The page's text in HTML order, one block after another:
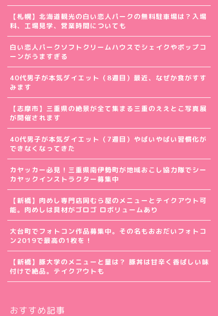
【札幌】北海道観光の白い恋人パークの無料駐車場は？入場
料、工場見学、営業時間についても
白い恋人パークソフトクリームハウスでシェイクやポップコ
ーンがうますぎる
40代男子が本気ダイエット（8週目）最近、なぜか食がすす
みます
【志摩市】三重県の絶景が全て集まる三重のええとこ写真展
が開催されます
40代男子が本気ダイエット（7週目）やばいやばい習慣化が
できなくなってきた
カヤッカー必見！三重県南伊勢町が地域おこし協力隊でシー
カヤックインストラクター募集中
【新橋】肉めし専門店岡むら屋のメニューとテイクアウト可
能。肉めしは具材がゴロゴ ロボリュームあり
大台町でフォトコン作品募集中。その名もおおだいフォトコ
ン2019で最高の1枚を！
【新橋】豚大学のメニューと量は？ 豚丼は甘辛く香ばしい味
付けで絶品。テイクアウトも
おすすめ記事